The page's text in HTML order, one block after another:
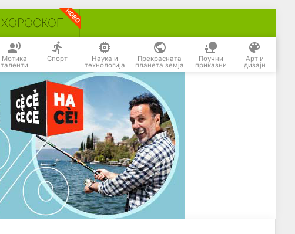
ХОРОСКОП
Мотика
таленти
Спорт Наука и
технологија
Прекрасната
планета земја
Поучни
приказни
Арт и
дизајн